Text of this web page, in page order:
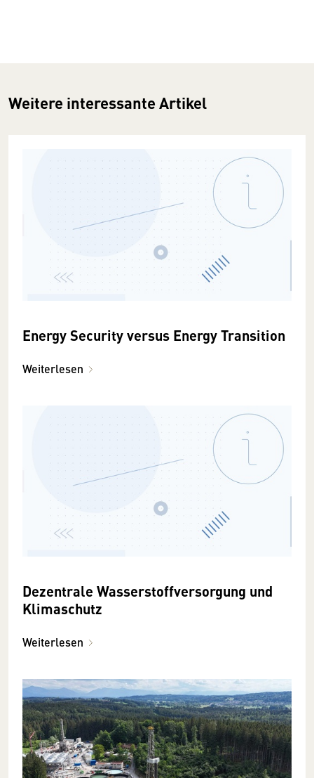
Weitere interessante Artikel
Energy Security versus Energy Transition
Weiterlesen
Dezentrale Wasserstoffversorgung und
Klimaschutz
Weiterlesen